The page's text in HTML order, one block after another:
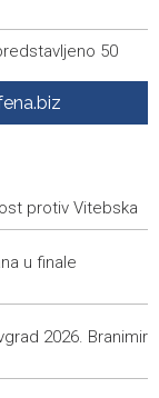
50
2026
kod
for UNESCO
with all
kalendaru do
protiv Vitebska
u finale
2026. Branimir